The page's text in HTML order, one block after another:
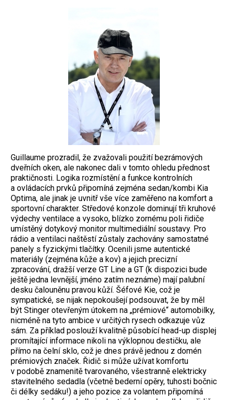
Guillaume prozradil, že zvažovali použití bezrámových
dveřních oken, ale nakonec dali v tomto ohledu přednost
praktičnosti. Logika rozmístění a funkce kontrolních
a ovládacích prvků připomíná zejména sedan/kombi Kia
Optima, ale jinak je uvnitř vše více zaměřeno na komfort a
sportovní charakter. Středové konzole dominují tři kruhové
výdechy ventilace a vysoko, blízko zornému poli řidiče
umístěný dotykový monitor multimediální soustavy. Pro
rádio a ventilaci naštěstí zůstaly zachovány samostatné
panely s fyzickými tlačítky. Ocenili jsme autentické
materiály (zejména kůže a kov) a jejich precizní
zpracování, dražší verze GT Line a GT (k dispozici bude
ještě jedna levnější, jméno zatím neznáme) mají palubní
desku čalouněnu pravou kůží. Šéfové Kie, což je
sympatické, se nijak nepokoušejí podsouvat, že by měl
být Stinger otevřeným útokem na „prémiové“ automobilky,
nicméně na tyto ambice v určitých rysech odkazuje vůz
sám. Za příklad poslouží kvalitně působící head-up displej
promítající informace nikoli na výklopnou destičku, ale
přímo na čelní sklo, což je dnes právě jednou z domén
prémiových značek. Řidič si může užívat komfortu
v podobě znamenitě tvarovaného, všestranně elektricky
stavitelného sedadla (včetně bederní opěry, tuhosti bočnic
či délky sedáku!) a jeho pozice za volantem připomíná